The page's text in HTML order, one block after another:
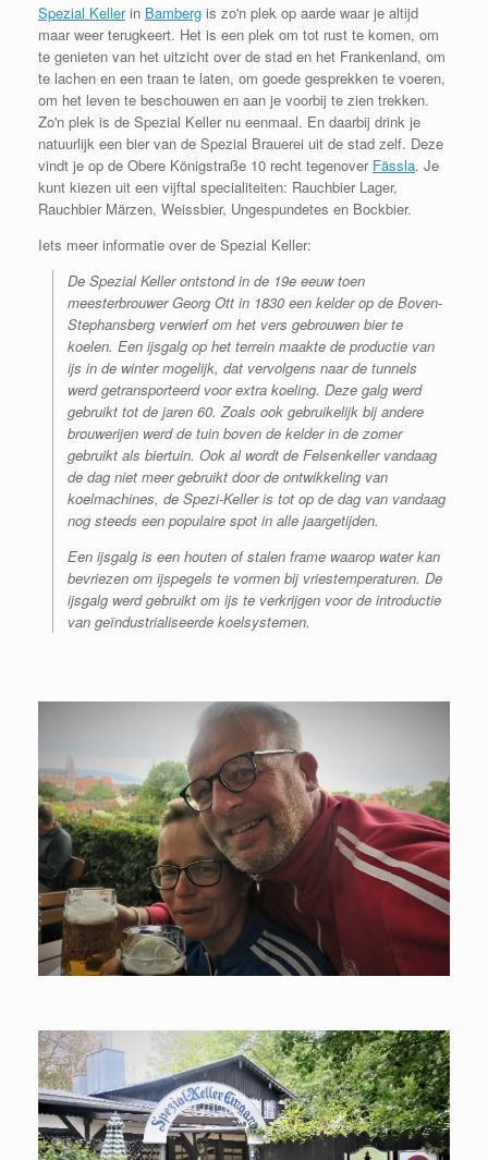
Spezial Kellerin Bamberg is zo'n plek op aarde waar je altijd
maar weer terugkeert. Het is een plek om tot rust te komen, om
te genieten van het uitzicht over de stad en het Frankenland, om
te lachen en een traan te laten, om goede gesprekken te voeren,
om het leven te beschouwen en aan je voorbij te zien trekken.
Zo'n plek is de Spezial Keller nu eenmaal. En daarbij drink je
natuurlijk een bier van de Spezial Brauerei uit de stad zelf. Deze
vindt je op de Obere Königstraße 10 recht tegenover Fässla. Je
kunt kiezen uit een vijftal specialiteiten: Rauchbier Lager,
Rauchbier Märzen, Weissbier, Ungespundetes en Bockbier.
Iets meer informatie over de Spezial Keller:
De Spezial Keller ontstond in de 19e eeuw toen
meesterbrouwer Georg Ott in 1830 een kelder op de Boven-
Stephansberg verwierf om het vers gebrouwen bier te
koelen. Een ijsgalg op het terrein maakte de productie van
ijs in de winter mogelijk, dat vervolgens naar de tunnels
werd getransporteerd voor extra koeling. Deze galg werd
gebruikt tot de jaren 60. Zoals ook gebruikelijk bij andere
brouwerijen werd de tuin boven de kelder in de zomer
gebruikt als biertuin. Ook al wordt de Felsenkeller vandaag
de dag niet meer gebruikt door de ontwikkeling van
koelmachines, de Spezi-Keller is tot op de dag van vandaag
nog steeds een populaire spot in alle jaargetijden.
Een ijsgalg is een houten of stalen frame waarop water kan
bevriezen om ijspegels te vormen bij vriestemperaturen. De
ijsgalg werd gebruikt om ijs te verkrijgen voor de introductie
van geïndustrialiseerde koelsystemen.